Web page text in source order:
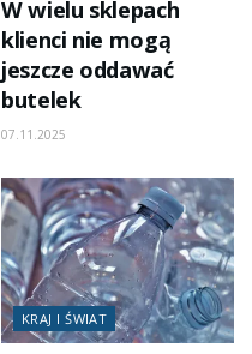
W wielu sklepach
klienci nie mogą
jeszcze oddawać
butelek
07.11.2025
KRAJ I ŚWIAT